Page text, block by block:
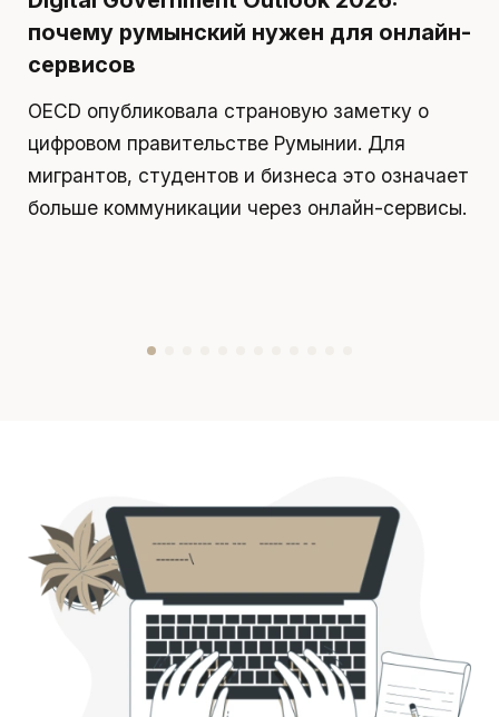
почему румынский нужен для онлайн-
сервисов
OECD опубликовала страновую заметку о
цифровом правительстве Румынии. Для
мигрантов, студентов и бизнеса это означает
больше коммуникации через онлайн-сервисы.